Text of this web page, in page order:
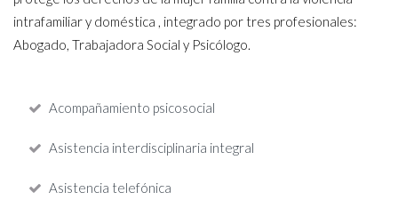
intrafamiliar y doméstica , integrado por tres profesionales:
Abogado, Trabajadora Social y Psicólogo.
Acompañamiento psicosocial
Asistencia interdisciplinaria integral
Asistencia telefónica